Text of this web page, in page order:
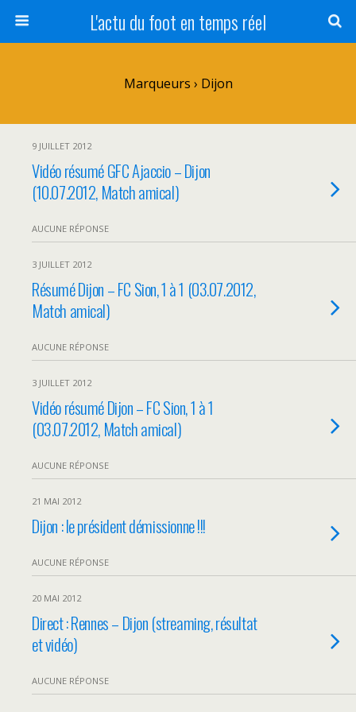
L'actu du foot en temps réel
Marqueurs › Dijon
9 JUILLET 2012
Vidéo résumé GFC Ajaccio – Dijon
(10.07.2012, Match amical)
AUCUNE RÉPONSE
3 JUILLET 2012
Résumé Dijon – FC Sion, 1 à 1 (03.07.2012,
Match amical)
AUCUNE RÉPONSE
3 JUILLET 2012
Vidéo résumé Dijon – FC Sion, 1 à 1
(03.07.2012, Match amical)
AUCUNE RÉPONSE
21 MAI 2012
Dijon : le président démissionne !!!
AUCUNE RÉPONSE
20 MAI 2012
Direct : Rennes – Dijon (streaming, résultat
et vidéo)
AUCUNE RÉPONSE